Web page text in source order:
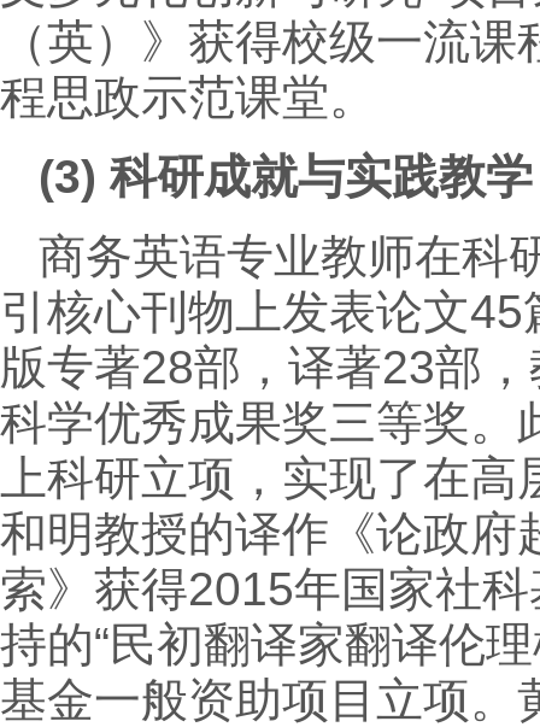
（英）》获得校级一流
程思政示范课堂。
(3) 科研成就与实践教学
商务英语专业教师在科
引核心刊物上发表论文
版专著28部，译著23部
科学优秀成果奖三等奖。
上科研立项，实现了在
和明教授的译作《论政
索》获得2015年国家社
持的“民初翻译家翻译伦
基金一般资助项目立项。